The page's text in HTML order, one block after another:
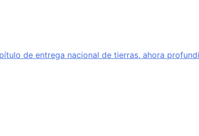
de entrega nacional de tierras, ahora